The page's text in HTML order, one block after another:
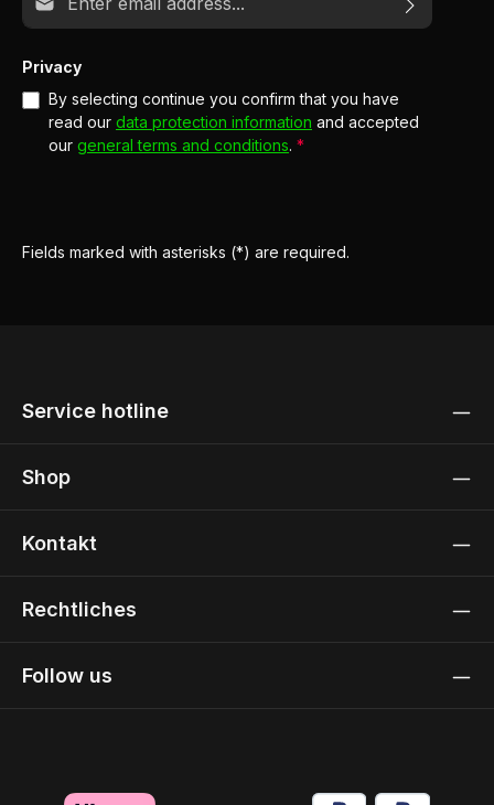
Privacy
By selecting continue you confirm that you have
read our data protection information and accepted
our general terms and conditions. *
Fields marked with asterisks (*) are required.
Service hotline
Shop
Kontakt
Rechtliches
Follow us